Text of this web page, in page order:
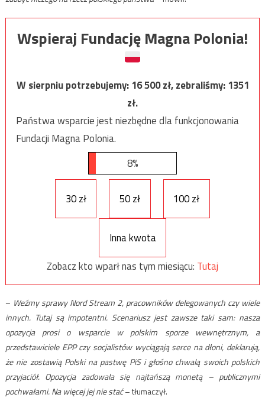
Wspieraj Fundację Magna Polonia!
W sierpniu potrzebujemy:16 500zł, zebraliśmy:1351
zł.
Państwa wsparcie jest niezbędne dla funkcjonowania
Fundacji Magna Polonia.
8%
30 zł 50 zł 100 zł
Inna kwota
Zobacz kto wparł nas tym miesiącu: Tutaj
– Weźmy sprawy Nord Stream 2, pracowników delegowanych czy wiele
innych. Tutaj są impotentni. Scenariusz jest zawsze taki sam: nasza
opozycja prosi o wsparcie w polskim sporze wewnętrznym, a
przedstawiciele EPP czy socjalistów wyciągają serce na dłoni, deklarują,
że nie zostawią Polski na pastwę PiS i głośno chwalą swoich polskich
przyjaciół. Opozycja zadowala się najtańszą monetą – publicznymi
pochwałami. Na więcej jej nie stać– tłumaczył.